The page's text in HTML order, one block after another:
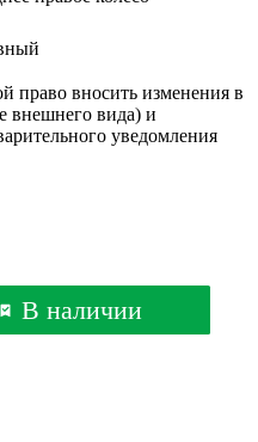
право вносить изменения в
внешнего вида) и
уведомления
В наличии